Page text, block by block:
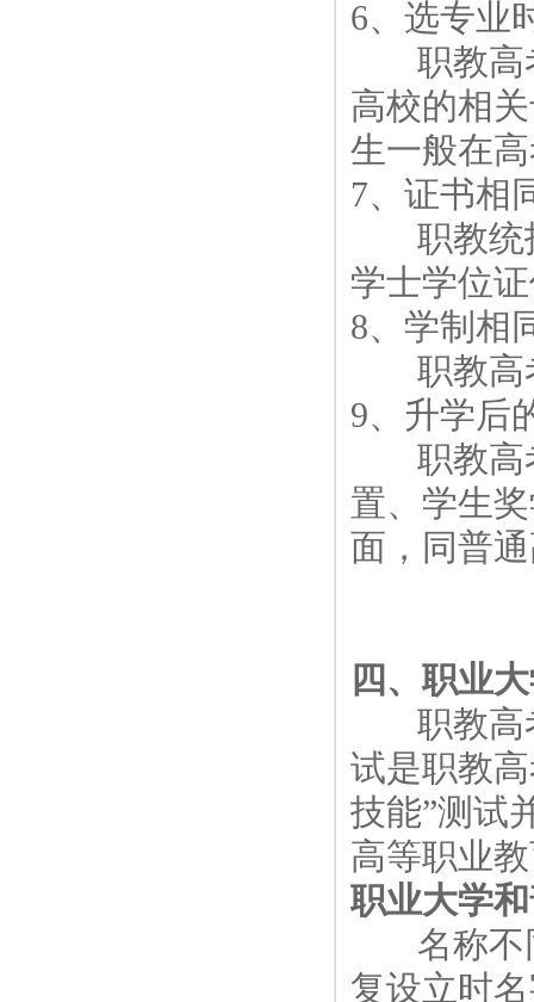
6、选专业
职教高考
高校的相
生一般在
7、证书相
职教统招
学士学位
8、学制相
职教高考
9、升学后
职教高考
置、学生
面，同普
四、职业
职教高考
试是职教
技能”测试
高等职业
职业大学
名称不同
复设立时